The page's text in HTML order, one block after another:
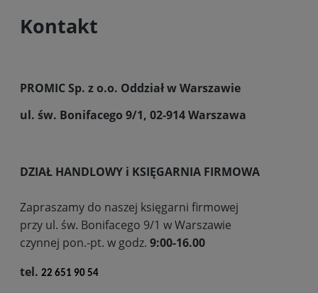
Kontakt
PROMIC Sp. z o.o. Oddział w Warszawie
ul. św. Bonifacego 9/1, 02-914 Warszawa
DZIAŁ HANDLOWY i KSIĘGARNIA FIRMOWA
Zapraszamy do naszej księgarni firmowej
przy ul. św. Bonifacego 9/1 w Warszawie
czynnej pon.-pt. w godz. 9:00-16.00
tel. 22 651 90 54